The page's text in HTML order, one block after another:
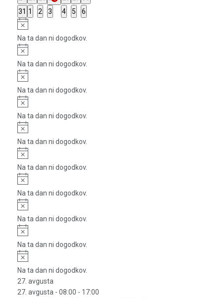
dogodki
dogodki
dogodki
dogodek
dogodki
dogodkidogodki
0
dogodki
31 0
dogodki
1
0
2
0
3
0
4
0
5
0
6
Notice
Na ta dan ni dogodkov.
Notice
Na ta dan ni dogodkov.
Notice
Na ta dan ni dogodkov.
Notice
Na ta dan ni dogodkov.
Notice
Na ta dan ni dogodkov.
Notice
Na ta dan ni dogodkov.
Notice
Na ta dan ni dogodkov.
Notice
Na ta dan ni dogodkov.
Notice
Na ta dan ni dogodkov.
Notice
Na ta dan ni dogodkov.
27. avgusta
27. avgusta - 08:00 - 17:00